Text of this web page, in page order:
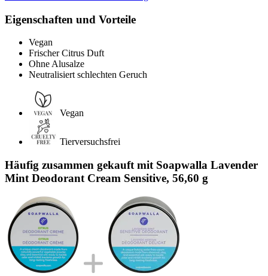
Eigenschaften und Vorteile
Vegan
Frischer Citrus Duft
Ohne Alusalze
Neutralisiert schlechten Geruch
Vegan
Tierversuchsfrei
Häufig zusammen gekauft mit Soapwalla Lavender
Mint Deodorant Cream Sensitive, 56,60 g